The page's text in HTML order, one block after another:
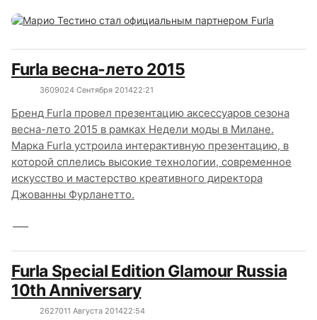
Furla весна-лето 2015
3609024 Сентября 201422:21
Бренд Furla провел презентацию аксессуаров сезона
весна-лето 2015 в рамках Недели моды в Милане.
Марка Furla устроила интерактивную презентацию, в
которой сплелись высокие технологии, современное
искусство и мастерство креативного директора
Джованны Фурланетто.
Furla Special Edition Glamour Russia
10th Anniversary
2627011 Августа 201422:54